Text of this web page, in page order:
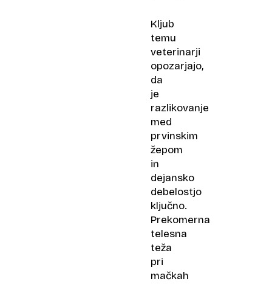
Kljub
temu
veterinarji
opozarjajo,
da
je
razlikovanje
med
prvinskim
žepom
in
dejansko
debelostjo
ključno.
Prekomerna
telesna
teža
pri
mačkah